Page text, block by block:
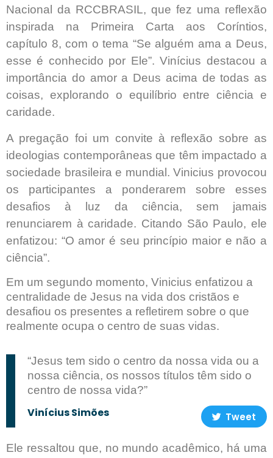
Nacional da RCCBRASIL, que fez uma reflexão
inspirada na Primeira Carta aos Coríntios,
capítulo 8, com o tema “Se alguém ama a Deus,
esse é conhecido por Ele”. Vinícius destacou a
importância do amor a Deus acima de todas as
coisas, explorando o equilíbrio entre ciência e
caridade.
A pregação foi um convite à reflexão sobre as
ideologias contemporâneas que têm impactado a
sociedade brasileira e mundial. Vinicius provocou
os participantes a ponderarem sobre esses
desafios à luz da ciência, sem jamais
renunciarem à caridade. Citando São Paulo, ele
enfatizou: “O amor é seu princípio maior e não a
ciência”.
Em um segundo momento, Vinicius enfatizou a
centralidade de Jesus na vida dos cristãos e
desafiou os presentes a refletirem sobre o que
realmente ocupa o centro de suas vidas.
“Jesus tem sido o centro da nossa vida ou a
nossa ciência, os nossos títulos têm sido o
centro de nossa vida?”
Vinícius Simões Tweet
Ele ressaltou que, no mundo acadêmico, há uma